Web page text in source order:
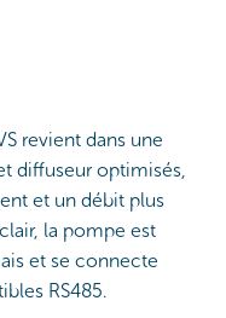
revient dans une
diffuseur optimisés,
et un débit plus
la pompe est
et se connecte
RS485.